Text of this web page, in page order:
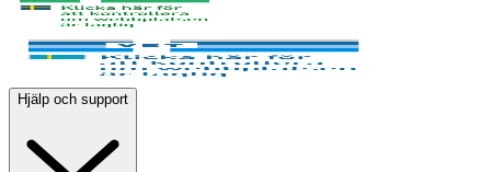
Hjälp och support